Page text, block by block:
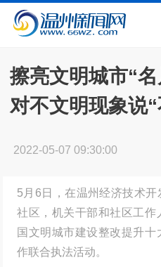
擦亮文明城市“
对不文明现象说“
2022-05-07 09:30:00
5月6日，在温州经济技术开
社区，机关干部和社区工作
国文明城市建设整改提升
作联合执法活动。